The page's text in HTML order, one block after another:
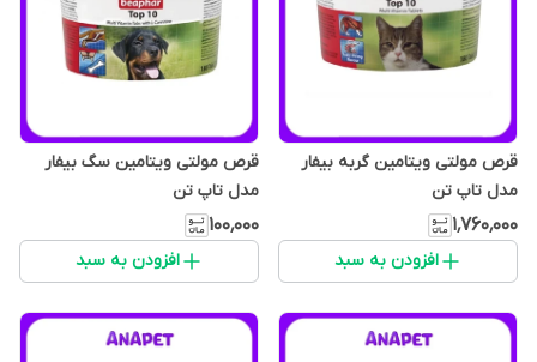
قرص مولتی ویتامین گربه بیفار
مدل تاپ تن
۱٬۷۶۰٬۰۰۰
افزودن به سبد
قرص مولتی ویتامین سگ بیفار
مدل تاپ تن
۱۰۰٬۰۰۰
افزودن به سبد